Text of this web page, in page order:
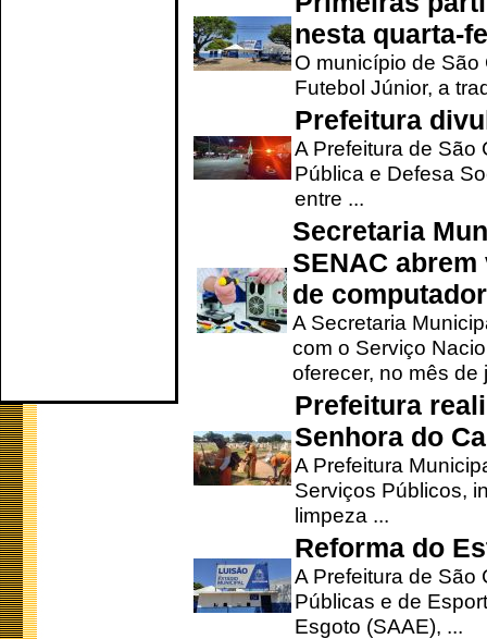
nesta quarta-
O município de
Futebol Júnior, a
Prefeitura
A Prefeitura de São
Pública e Defesa
entre ...
Secretaria
SENAC
de
A Secretaria
com o Serviço
oferecer, no mês de
Prefeitura
Senhora do
A Prefeitura
Serviços Públicos,
limpeza ...
Reforma do
A Prefeitura de São
Públicas e de
Esgoto (SAAE), ...